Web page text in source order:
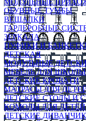
МОДУЛЬНЫЕ
ОБУВНЫЕ ТУМБЫ
ВЕШАЛКИ
ГАРДЕРОБНЫЕ
ЗЕРКАЛА
ПУФИКИ И
ДЕТСКАЯ
МОДУЛЬНЫЕ
МЕБЕЛЬ ДЛЯ
ДЕТСКИЕ КРОВАТИ
МАТРАСЫ ДЛЯ
ДЕТСКИЕ СТОЛЫ И
КОМОДЫ ДЛЯ ДЕТЕЙ
ДЕТСКИЕ